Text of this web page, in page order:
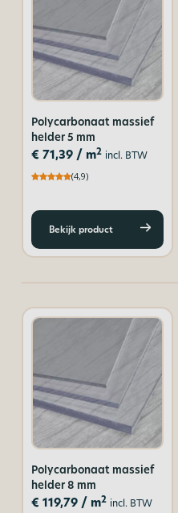
Polycarbonaat massief
helder 5 mm
€ 71,39/ m2 incl. BTW
(4,9)
Bekijk product
Polycarbonaat massief
helder 8 mm
€ 119,79/ m2 incl. BTW